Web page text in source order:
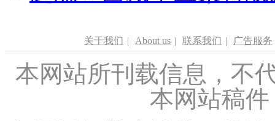
关于我们 | About us | 联系我们 | 广告服务
本网站所刊载信息，不
本网站稿